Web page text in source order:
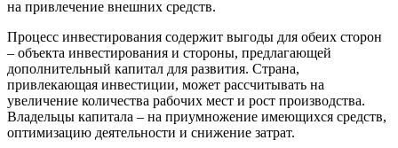
на привлечение внешних средств.
Процесс инвестирования содержит выгоды для обеих сторон
– объекта инвестирования и стороны, предлагающей
дополнительный капитал для развития. Страна,
привлекающая инвестиции, может рассчитывать на
увеличение количества рабочих мест и рост производства.
Владельцы капитала – на приумножение имеющихся средств,
оптимизацию деятельности и снижение затрат.